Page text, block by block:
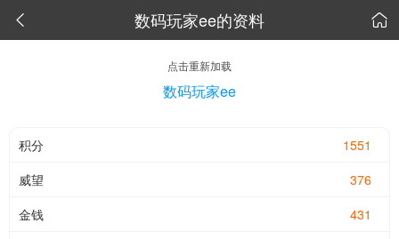
 数码玩家ee的资料 
点击重新加载
数码玩家ee
1551
积分
376
威望
431
金钱